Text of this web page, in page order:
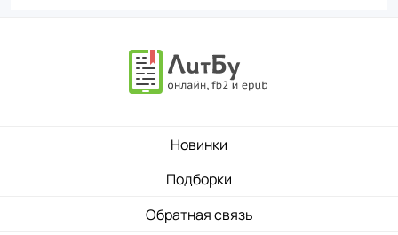
Новинки
Подборки
Обратная связь